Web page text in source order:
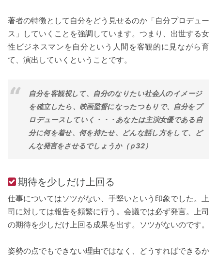
著者の特徴として自分をどう見せるのか「自分プロデュー
ス」していくことを強調しています。つまり、出世する女
性ビジネスマンを自分という人間を客観的に見ながら育
て、演出していくということです。
自分を客観視して、自分のなりたい社会人のイメージ
を確立したら、映画監督になったつもりで、自分をプ
ロデュースしていく・・・あなたは主演女優である自
分に何を着せ、何を持たせ、どんな話し方をして、ど
んな発言をさせるでしょうか（ｐ32）
期待を少しだけ上回る
仕事についてはソツがない、手堅いという印象でした。上
司に対しては報告を頻繁に行う。会議では必ず発言。上司
の期待を少しだけ上回る成果を出す。ソツがないのです。
姿勢の点でもできない理由ではなく、どうすればできるか